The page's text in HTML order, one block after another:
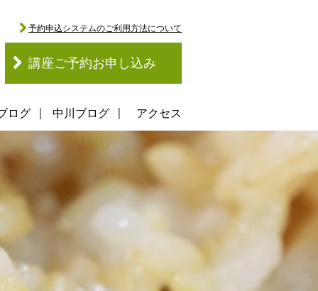
講座ご予約お申し込み
予約申込システムのご利用方法について
ログ 中川ブログ アクセス